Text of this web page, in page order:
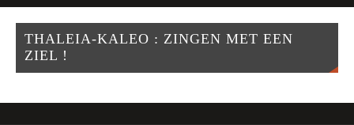
THALEIA-KALEO : ZINGEN MET EEN
ZIEL !